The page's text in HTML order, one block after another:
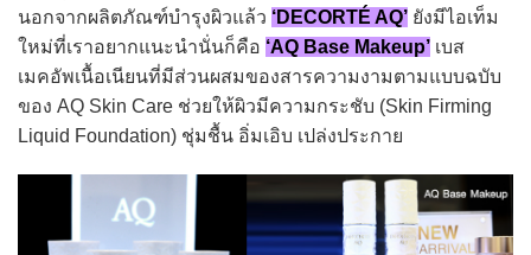
นอกจากผลิตภัณฑ์บำรุงผิวแล้ว ‘DECORTÉ AQ’ ยังมีไอเท็ม
ใหม่ที่เราอยากแนะนำนั่นก็คือ ‘AQ Base Makeup’ เบส
เมคอัพเนื้อเนียนที่มีส่วนผสมของสารความงามตามแบบฉบับ
ของ AQ Skin Care ช่วยให้ผิวมีความกระชับ (Skin Firming
Liquid Foundation) ชุ่มชื้น อิ่มเอิบ เปล่งประกาย